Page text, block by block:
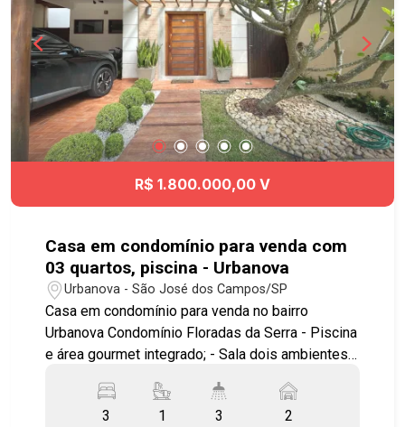
R$ 1.800.000,00 V
Casa em condomínio para venda com
03 quartos, piscina - Urbanova
Urbanova - São José dos Campos/SP
Casa em condomínio para venda no bairro
Urbanova Condomínio Floradas da Serra - Piscina
e área gourmet integrado; - Sala dois ambientes
- 3 dormitórios sendo 1 suíte, - lavabo; - Ar
condicionado instalados nas salas e nos
3 1 3 2